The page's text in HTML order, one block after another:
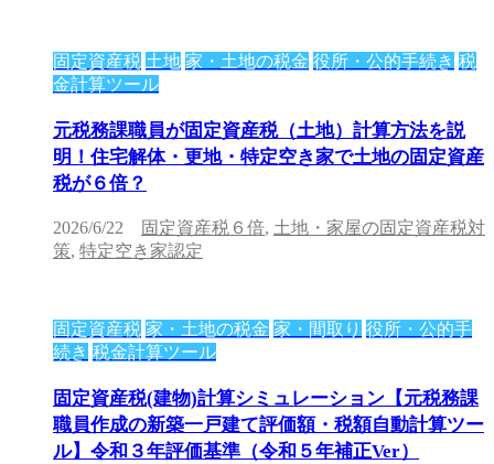
固定資産税 土地 家・土地の税金 役所・公的手続き 税
金計算ツール
元税務課職員が固定資産税（土地）計算方法を説
明！住宅解体・更地・特定空き家で土地の固定資産
税が６倍？
2026/6/22 固定資産税６倍, 土地・家屋の固定資産税対
策, 特定空き家認定
固定資産税 家・土地の税金 家・間取り 役所・公的手
続き 税金計算ツール
固定資産税(建物)計算シミュレーション【元税務課
職員作成の新築一戸建て評価額・税額自動計算ツー
ル】令和３年評価基準（令和５年補正Ver）